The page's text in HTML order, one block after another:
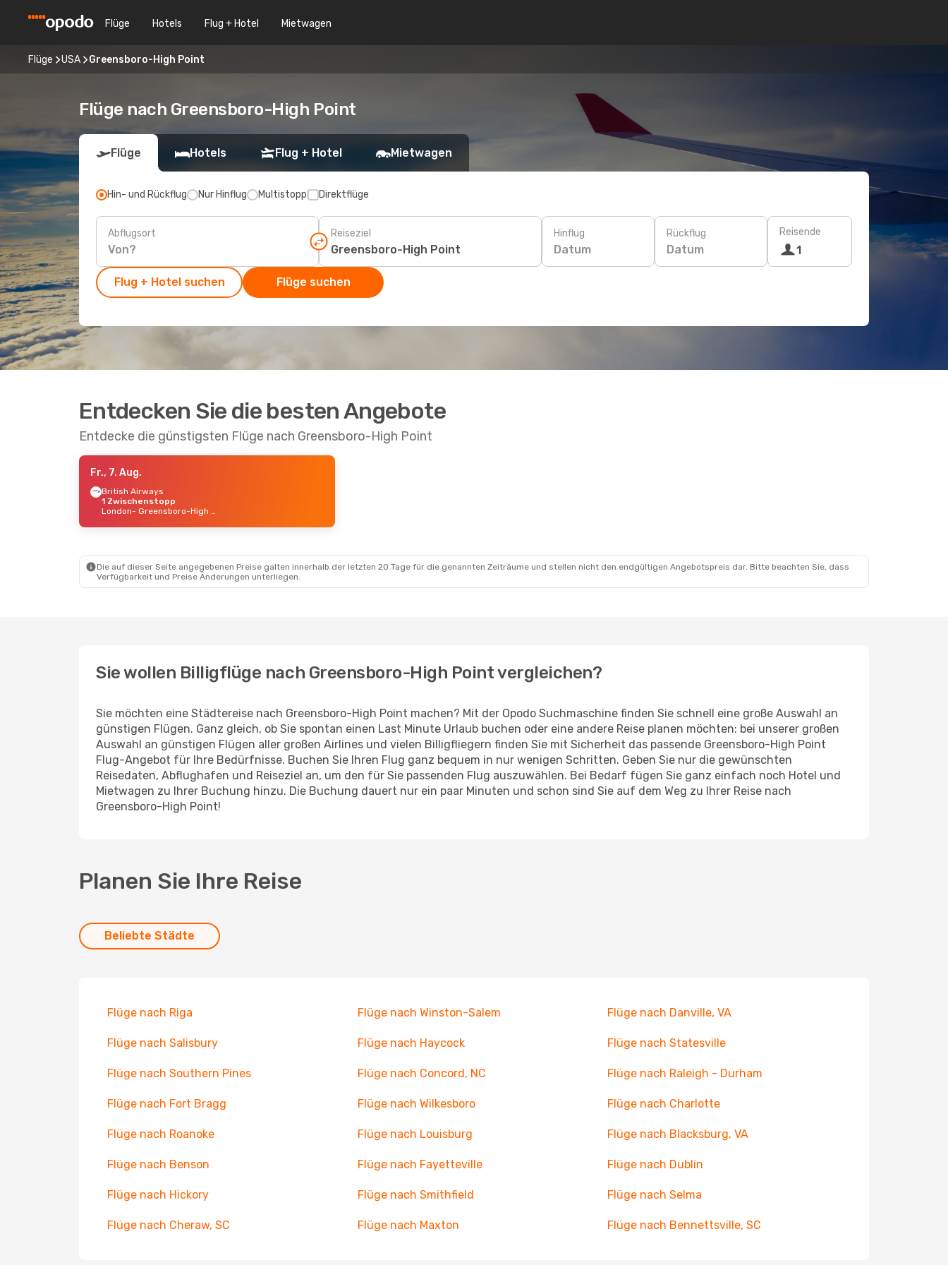
Flüge Hotels Flug + Hotel Mietwagen
Flüge USA Greensboro-High Point
Flüge nach Greensboro-High Point
Flüge Hotels Flug + Hotel Mietwagen
Hin- und Rückflug Nur Hinflug Multistopp Direktflüge
Abflugsort Reiseziel Hinflug
Datum
Rückflug
Datum
Reisende
1
Flug + Hotel suchen Flüge suchen
Entdecken Sie die besten Angebote
Entdecke die günstigsten Flüge nach Greensboro-High Point
Fr., 7. Aug.
British Airways
1 Zwischenstopp
London
- Greensboro-High Point
Die auf dieser Seite angegebenen Preise galten innerhalb der letzten 20 Tage für die genannten Zeiträume und stellen nicht den endgültigen Angebotspreis dar. Bitte beachten Sie, dass
Verfügbarkeit und Preise Änderungen unterliegen.
Sie wollen Billigflüge nach Greensboro-High Point vergleichen?
Sie möchten eine Städtereise nach Greensboro-High Point machen? Mit der Opodo Suchmaschine finden Sie schnell eine große Auswahl an
günstigen Flügen. Ganz gleich, ob Sie spontan einen Last Minute Urlaub buchen oder eine andere Reise planen möchten: bei unserer großen
Auswahl an günstigen Flügen aller großen Airlines und vielen Billigfliegern finden Sie mit Sicherheit das passende Greensboro-High Point
Flug-Angebot für Ihre Bedürfnisse. Buchen Sie Ihren Flug ganz bequem in nur wenigen Schritten. Geben Sie nur die gewünschten
Reisedaten, Abflughafen und Reiseziel an, um den für Sie passenden Flug auszuwählen. Bei Bedarf fügen Sie ganz einfach noch Hotel und
Mietwagen zu Ihrer Buchung hinzu. Die Buchung dauert nur ein paar Minuten und schon sind Sie auf dem Weg zu Ihrer Reise nach
Greensboro-High Point!
Planen Sie Ihre Reise
Beliebte Städte
Flüge nach Riga Flüge nach Winston-Salem Flüge nach Danville, VA
Flüge nach Salisbury Flüge nach Haycock Flüge nach Statesville
Flüge nach Southern Pines Flüge nach Concord, NC Flüge nach Raleigh - Durham
Flüge nach Fort Bragg Flüge nach Wilkesboro Flüge nach Charlotte
Flüge nach Roanoke Flüge nach Louisburg Flüge nach Blacksburg, VA
Flüge nach Benson Flüge nach Fayetteville Flüge nach Dublin
Flüge nach Hickory Flüge nach Smithfield Flüge nach Selma
Flüge nach Cheraw, SC Flüge nach Maxton Flüge nach Bennettsville, SC